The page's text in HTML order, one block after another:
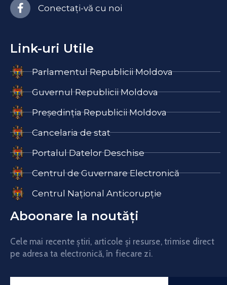
Conectați-vă cu noi
Link-uri Utile
Parlamentul Republicii Moldova
Guvernul Republicii Moldova
Președinția Republicii Moldova
Cancelaria de stat
Portalul Datelor Deschise
Centrul de Guvernare Electronică
Centrul Național Anticorupție
Aboonare la noutăți
Cele mai recente știri, articole și resurse, trimise direct
pe adresa ta electronică, în fiecare zi.